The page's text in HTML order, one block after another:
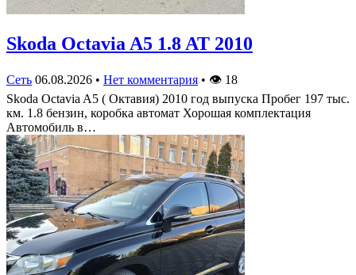
Skoda Octavia A5 1.8 AT 2010
Сеть 06.08.2026 • Нет комментария • 👁 18
Skoda Octavia A5 ( Октавия) 2010 год выпуска Пробег 197 тыс.
км. 1.8 бензин, коробка автомат Хорошая комплектация
Автомобиль в…